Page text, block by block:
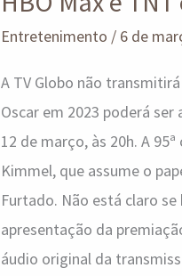
Entretenimento / 6 de
A TV Globo não
Oscar em 2023 poderá
12 de março, às 20h. A
Kimmel, que assume o
Furtado. Não está claro
apresentação da
áudio original da
TNT
Oscar
com
show
de
Rihanna